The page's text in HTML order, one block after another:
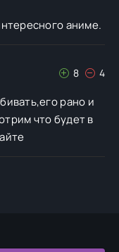
аниме.
8 4
рано и
что будет в